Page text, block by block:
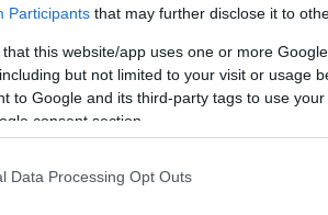
Participants that may further disclose it to
that this website/app uses one or more
but not limited to your visit or usage
to Google and its third-party tags to use
consent section.
Data Processing Opt Outs